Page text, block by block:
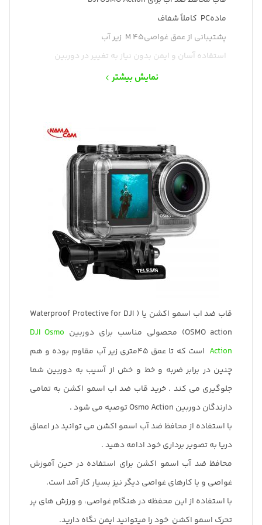
مادهPC کاملاً شفاف
پشتیبانی از عمق غواصی45 M زیر آب
استفاده آسان و ایمن بدون نیاز به تغییر در دوربین
حین فعالیتهای شدید ،با محافظ دوربین خود ، را از
ضربه های شدید با Waterproof Protective for DJI
محافظ ضد اب اسمو اکشن مانع اتصال دوربین با
برخی از لوازم جانبی عکسبرداری مانند: چوب سلفی ،
سه پایه ، پایه دوچرخه و غیره نمیشود
نمایش بیشتر
قاب ضد اب اسمو اکشن یا ( Waterproof Protective for DJI
OSMO action) محصولی مناسب برای دوربین
DJI Osmo
Action
است که تا عمق 45متری زیر آب مقاوم بوده و هم
چنین در برابر ضربه و خط و خش از آسیب به دوربین شما
جلوگیری می کند . خرید قاب ضد اب اسمو اکشن به تمامی
دارندگان دوربین Osmo Action توصیه می شود .
با استفاده از محافظ ضد آب اسمو اکشن می توانید در اعماق
دریا به تصویر برداری خود ادامه دهید .
محافظ ضد آب اسمو اکشن برای استفاده در حین آموزش
غواصی و یا کارهای غواصی دیگر نیز بسیار کار آمد است.
با استفاده از این محفظه در هنگام غواصی، و ورزش های پر
تحرک اسمو اکشن خود را میتوانید ایمن نگاه دارید.